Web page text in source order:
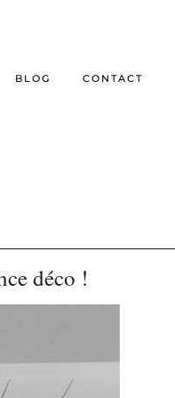
BLOG CONTACT
déco !